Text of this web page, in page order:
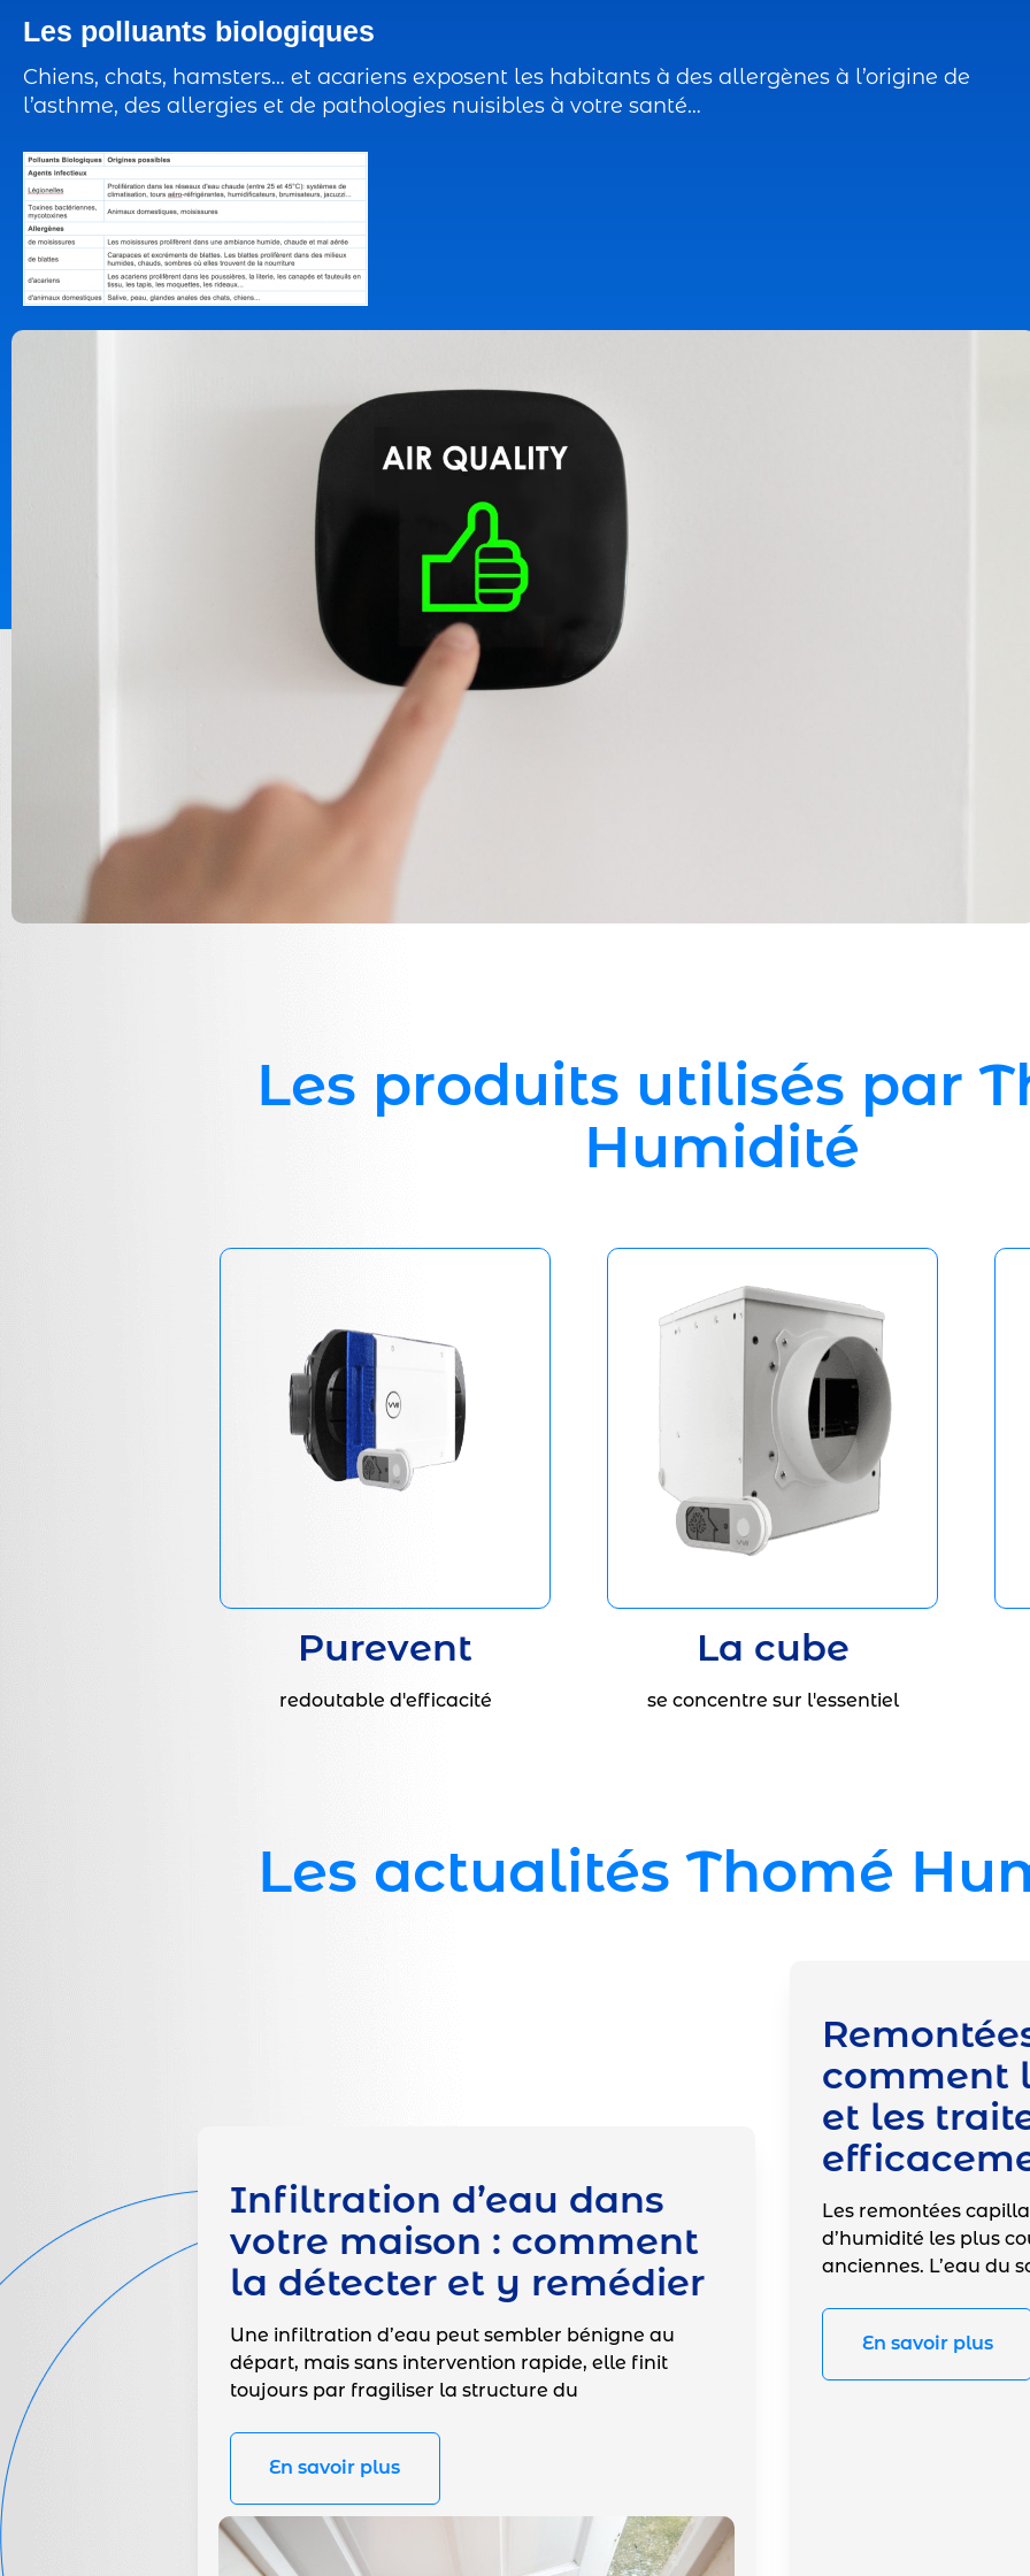
Les polluants biologiques
Chiens, chats, hamsters… et acariens exposent les habitants à des allergènes à l’origine de
l’asthme, des allergies et de pathologies nuisibles à votre santé…
Les produits utilisés par
Humidité
Purevent
redoutable d'efficacité
La cube
se concentre sur l'essentiel
Les actualités Thomé
Infiltration d’eau dans
votre maison : comment
la détecter et y remédier
Une infiltration d’eau peut sembler bénigne au
départ, mais sans intervention rapide, elle finit
toujours par fragiliser la structure du
En savoir plus
comment
et les
Les remontées
d’humidité les plus
anciennes. L’eau du
En savoir plus